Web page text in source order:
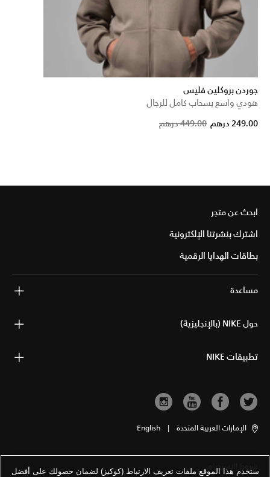
جوردن بروكلين فليس
هودي واسع بسحاب كامل للرجال
Price
449.00 درهم to
249.00 درهم
ابحث عن متجر
اشترك بنشرتنا الإلكترونية
بطاقات الهدايا الرقمية
مساعدة
حول NIKE (بالإنجليزية)
تطبيقات NIKE
الإمارات العربية المتحدة |
English
شروط الاستخدام
ستخدم هذا الموقع ملفات تعريف الارتباط (كوكيز) لضمان حصولك على أفضل